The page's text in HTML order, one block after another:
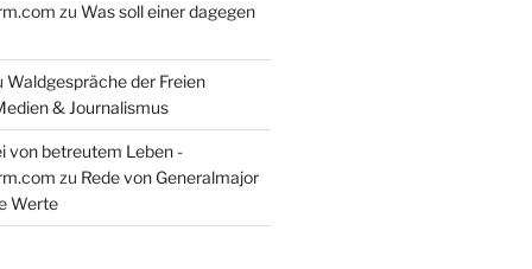
zu Was soll einer dagegen
Waldgespräche der Freien
& Journalismus
von betreutem Leben -
zu Rede von Generalmajor
Werte